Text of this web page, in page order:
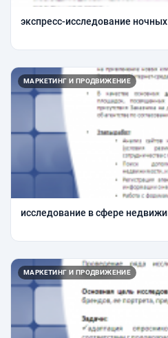
экспресс-исследование
МАРКЕТИНГ И ПРОДВИЖЕНИЕ
исследование в сфере
МАРКЕТИНГ И ПРОДВИЖЕНИЕ